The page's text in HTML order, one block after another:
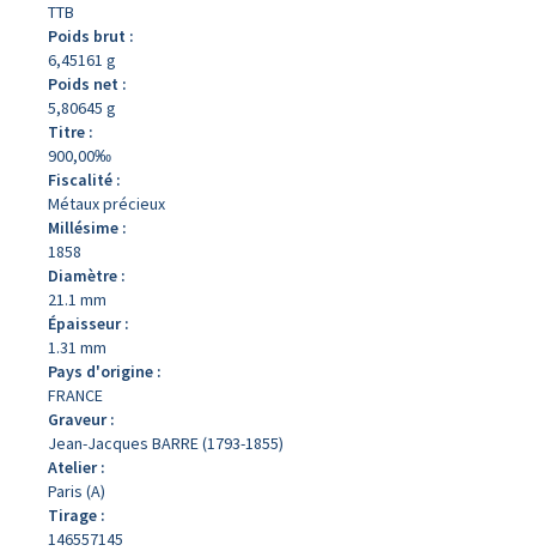
TTB
Poids brut :
6,45161 g
Poids net :
5,80645 g
Titre :
900,00‰
Fiscalité :
Métaux précieux
Millésime :
1858
Diamètre :
21.1 mm
Épaisseur :
1.31 mm
Pays d'origine :
FRANCE
Graveur :
Jean-Jacques BARRE (1793-1855)
Atelier :
Paris (A)
Tirage :
146557145